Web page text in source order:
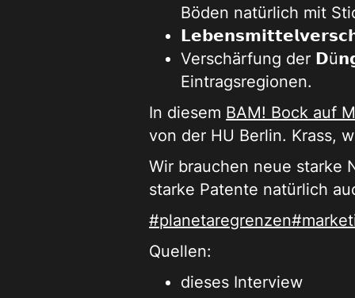
Böden natürlich mit
Verschärfung der
Eintragsregionen.
In diesem BAM! Bock auf
von der HU Berlin. Krass,
Wir brauchen neue starke
starke Patente natürlich
#planetaregrenzen
Quellen:
dieses Interview